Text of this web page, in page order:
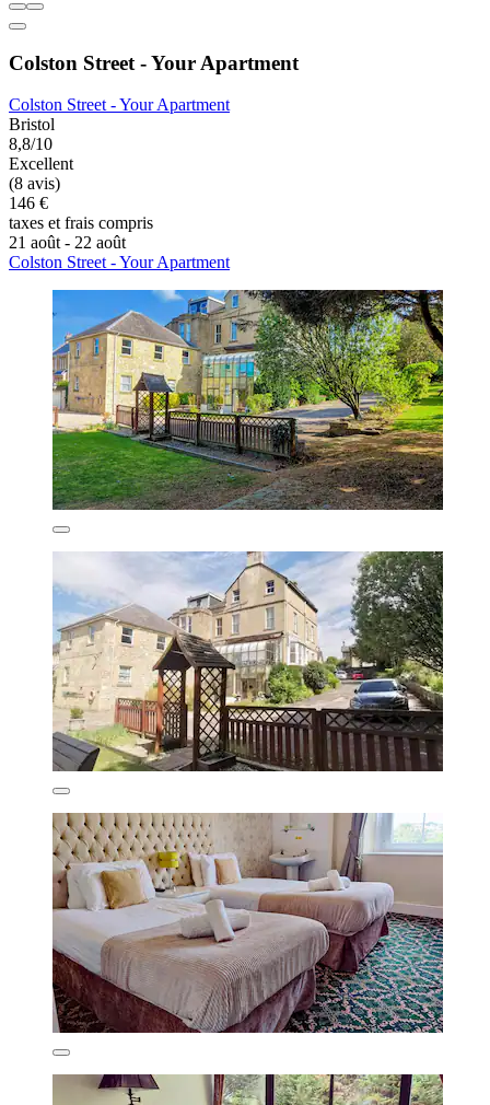
Colston Street - Your Apartment
Colston Street - Your Apartment
Bristol
8,8/10
Excellent
(8 avis)
146 €
taxes et frais compris
21 août - 22 août
Colston Street - Your Apartment